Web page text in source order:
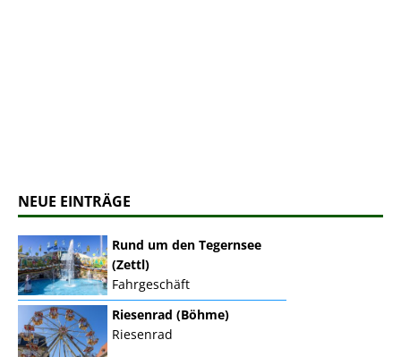
NEUE EINTRÄGE
Rund um den Tegernsee
(Zettl)
Fahrgeschäft
Riesenrad (Böhme)
Riesenrad